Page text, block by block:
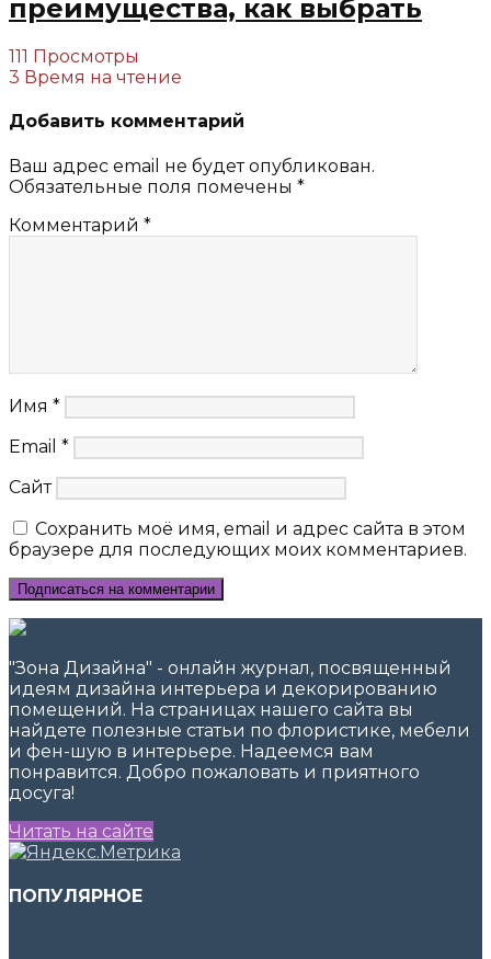
преимущества, как выбрать
111 Просмотры
3 Время на чтение
Добавить комментарий
Ваш адрес email не будет опубликован.
Обязательные поля помечены *
Комментарий *
Имя *
Email *
Сайт
Сохранить моё имя, email и адрес сайта в этом
браузере для последующих моих комментариев.
"Зона Дизайна" - онлайн журнал, посвященный
идеям дизайна интерьера и декорированию
помещений. На страницах нашего сайта вы
найдете полезные статьи по флористике, мебели
и фен-шую в интерьере. Надеемся вам
понравится. Добро пожаловать и приятного
досуга!
Читать на сайте
ПОПУЛЯРНОЕ